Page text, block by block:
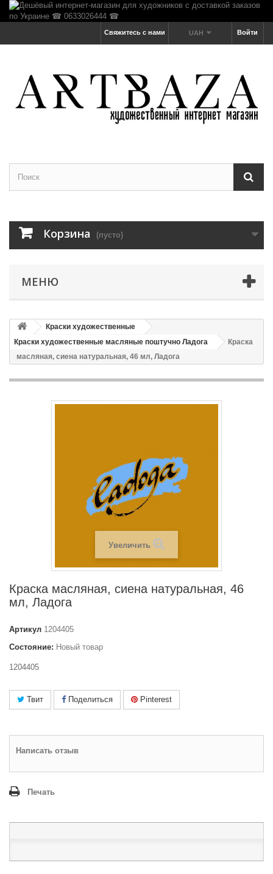
Войти
UAH
Свяжитесь с нами
Корзина (пусто)
МЕНЮ
Краски художественные
Краски художественные масляные поштучно Ладога
Краска
масляная, сиена натуральная, 46 мл, Ладога
Увеличить
Краска масляная, сиена натуральная, 46
мл, Ладога
Артикул 1204405
Состояние: Новый товар
1204405
Твит Поделиться Pinterest
Написать отзыв
Печать